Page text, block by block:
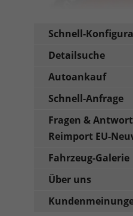
Schnell-
Detailsuche
Autoankauf
Schnell-Anfrage
Fragen &
Reimport EU-
Fahrzeug-Galerie
Über uns